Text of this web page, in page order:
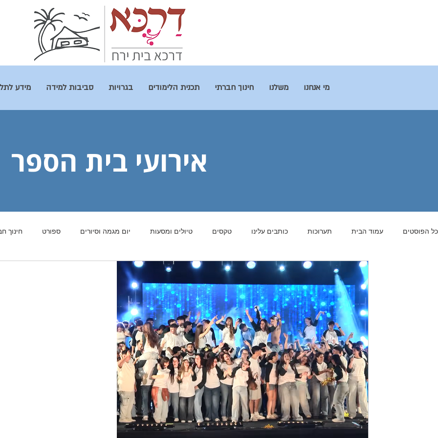
מי אנחנו משלנו חינוך חברתי תכנית הלימודים בגרויות סביבות למידה מידע
אירועי בית הספר
כל הפוסטים עמוד הבית תערוכות כותבים עלינו טקסים טיולים ומסעות יום מגמה וסיורים ספורט חינוך
הבוגרים שלנו מולד ירח מגמות גלריה מסע לפולין
מחזור פ״א
31 במאי